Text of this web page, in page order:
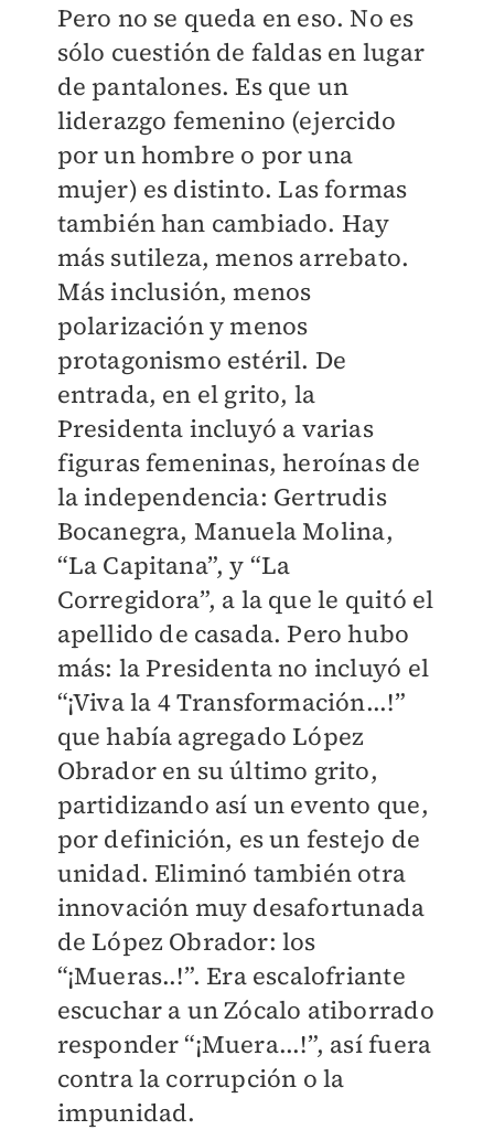
Pero no se queda en eso. No es
sólo cuestión de faldas en lugar
de pantalones. Es que un
liderazgo femenino (ejercido
por un hombre o por una
mujer) es distinto. Las formas
también han cambiado. Hay
más sutileza, menos arrebato.
Más inclusión, menos
polarización y menos
protagonismo estéril. De
entrada, en el grito, la
Presidenta incluyó a varias
figuras femeninas, heroínas de
la independencia: Gertrudis
Bocanegra, Manuela Molina,
“La Capitana”, y “La
Corregidora”, a la que le quitó el
apellido de casada. Pero hubo
más: la Presidenta no incluyó el
“¡Viva la 4 Transformación...!”
que había agregado López
Obrador en su último grito,
partidizando así un evento que,
por definición, es un festejo de
unidad. Eliminó también otra
innovación muy desafortunada
de López Obrador: los
“¡Mueras..!”. Era escalofriante
escuchar a un Zócalo atiborrado
responder “¡Muera...!”, así fuera
contra la corrupción o la
impunidad.